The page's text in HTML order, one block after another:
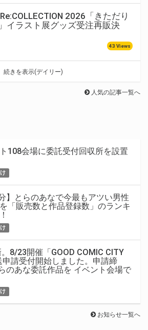
2026「きただり
イラスト展グッズ受注再販決
43 Views
続きを表示(デイリー)
人気の記事一覧へ
108会場に委託受付回収所を設置
】とらのあなで今最もアツい男性
「販売数と作品登録数」のランキ
8/23開催「GOOD COMIC CITY
請受付開始しました。申請締
のあな委託作品を イベント会場で
お知らせ一覧へ